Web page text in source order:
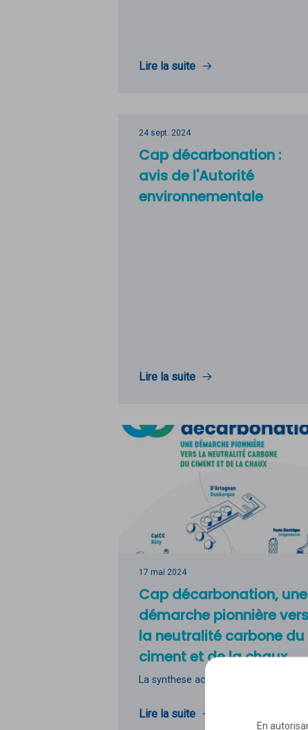
Lire la suite
24 sept. 2024
Cap décarbonation :
avis de l'Autorité
environnementale
Lire la suite
17 mai 2024
Cap décarbonation, une
démarche pionnière vers
la neutralité carbone du
ciment et de la chaux
La synthese actualisee
Lire la suite
En